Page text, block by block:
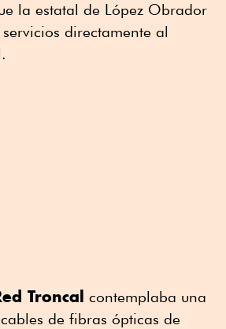
la estatal de López Obrador
directamente al
Troncal contemplaba una
de fibras ópticas de